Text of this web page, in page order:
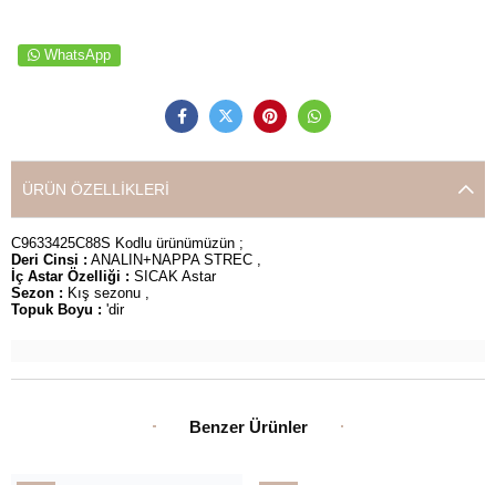
WhatsApp
ÜRÜN ÖZELLIKLERI
C9633425C88S Kodlu ürünümüzün ;
Deri Cinsi : ANALIN+NAPPA STREC ,
İç Astar Özelliği : SICAK Astar
Sezon : Kış sezonu ,
Topuk Boyu : 'dir
Benzer Ürünler